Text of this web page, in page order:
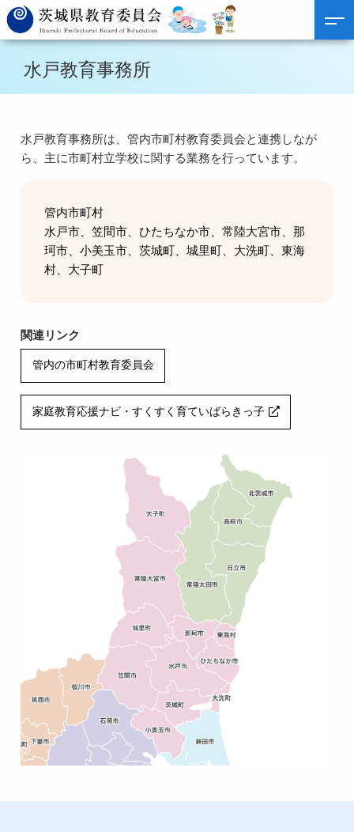
水戸教育事務所
水戸教育事務所は、管内市町村教育委員会と連携しなが
ら、主に市町村立学校に関する業務を行っています。
管内市町村
水戸市、笠間市、ひたちなか市、常陸大宮市、那
珂市、小美玉市、茨城町、城里町、大洗町、東海
村、大子町
関連リンク
管内の市町村教育委員会
家庭教育応援ナビ・すくすく育ていばらきっ子